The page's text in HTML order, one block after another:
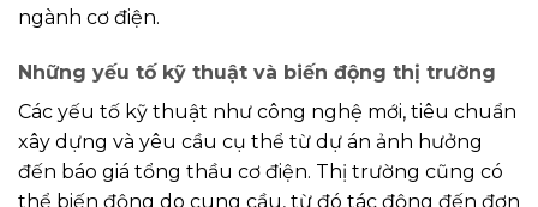
ngành cơ điện.
Những yếu tố kỹ thuật và biến động thị trường
Các yếu tố kỹ thuật như công nghệ mới, tiêu chuẩn
xây dựng và yêu cầu cụ thể từ dự án ảnh hưởng
đến báo giá tổng thầu cơ điện. Thị trường cũng có
thể biến động do cung cầu, từ đó tác động đến đơn